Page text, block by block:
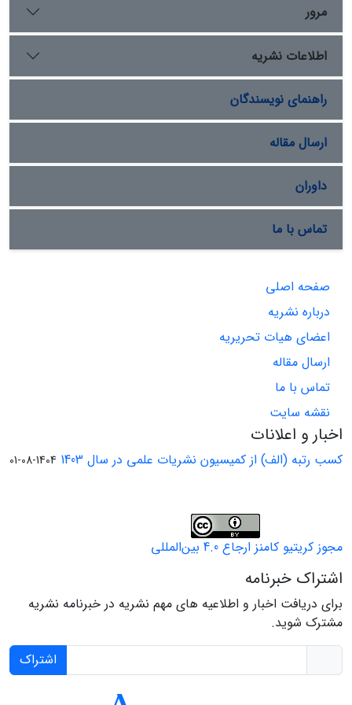
مرور
اطلاعات نشریه
راهنمای نویسندگان
ارسال مقاله
داوران
تماس با ما
صفحه اصلی
درباره نشریه
اعضای هیات تحریریه
ارسال مقاله
تماس با ما
نقشه سایت
اخبار و اعلانات
کسب رتبه (الف) از کمیسیون نشریات علمی در سال 1403 1404-08-01
مجوز کریتیو کامنز ارجاع 4.0 بین‌المللی
اشتراک خبرنامه
برای دریافت اخبار و اطلاعیه های مهم نشریه در خبرنامه نشریه
مشترک شوید.
اشتراک